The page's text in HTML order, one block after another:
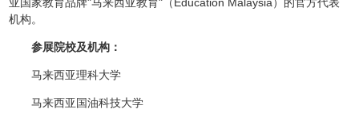
机构。
参展院校及机构：
马来西亚理科大学
马来西亚国油科技大学